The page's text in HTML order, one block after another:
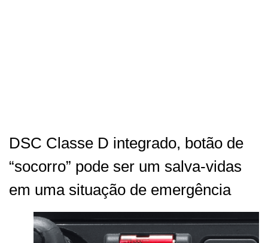
DSC Classe D integrado, botão de
“socorro” pode ser um salva-vidas
em uma situação de emergência